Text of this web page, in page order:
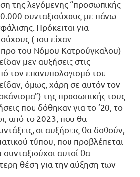
της λεγόμενης “προσωπικής
συνταξιούχους με πάνω
Πρόκειται για
(που είχαν
προ του Νόμου Κατρούγκαλου)
μεν αυξήσεις στις
τον επανυπολογισμό του
όμως, χάρη σε αυτόν τον
της προσωπικής τους
που δόθηκαν για το ’20, το
από το 2023, που θα
οι αυξήσεις θα δοθούν,
τύπου, που προβλέπεται
αυτοί θα
θέση για την αύξηση των